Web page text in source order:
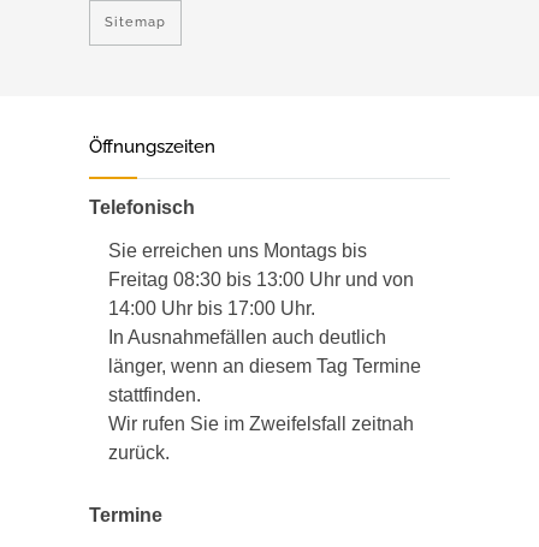
Sitemap
Öffnungszeiten
Telefonisch
Sie erreichen uns Montags bis
Freitag 08:30 bis 13:00 Uhr und von
14:00 Uhr bis 17:00 Uhr.
In Ausnahmefällen auch deutlich
länger, wenn an diesem Tag Termine
stattfinden.
Wir rufen Sie im Zweifelsfall zeitnah
zurück.
Termine